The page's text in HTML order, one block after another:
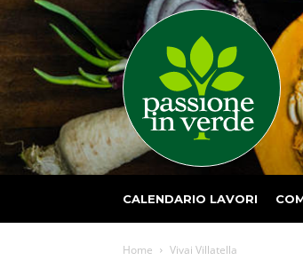
in
CALENDARIO LAVORI
Home Vivai Villatella